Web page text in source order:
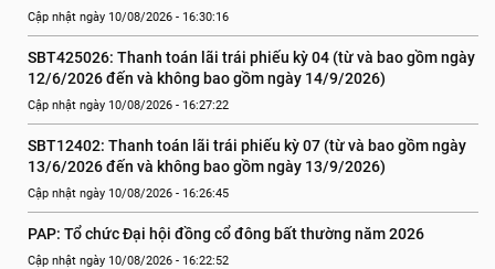
Cập nhật ngày 10/08/2026 - 16:30:16
SBT425026: Thanh toán lãi trái phiếu kỳ 04 (từ và bao gồm ngày
12/6/2026 đến và không bao gồm ngày 14/9/2026)
Cập nhật ngày 10/08/2026 - 16:27:22
SBT12402: Thanh toán lãi trái phiếu kỳ 07 (từ và bao gồm ngày
13/6/2026 đến và không bao gồm ngày 13/9/2026)
Cập nhật ngày 10/08/2026 - 16:26:45
PAP: Tổ chức Đại hội đồng cổ đông bất thường năm 2026
Cập nhật ngày 10/08/2026 - 16:22:52